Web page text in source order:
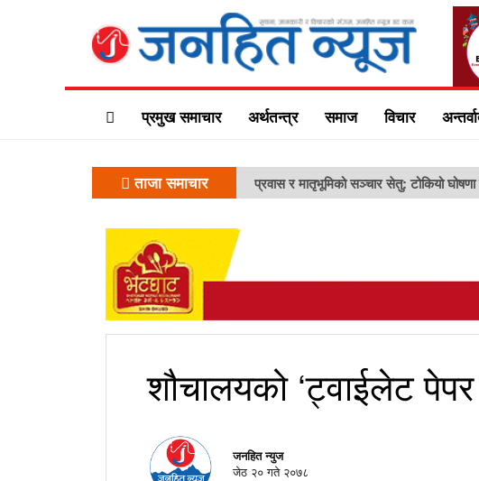
प्रमुख समाचार अर्थतन्त्र समाज विचार
ताजा समाचार प्रवास र मातृभूमिको सञ्चार सेतु: टोकियो
शौचालयको ‘ट्वाईलेट
जनहित न्युज
जेठ २० गते २०७८